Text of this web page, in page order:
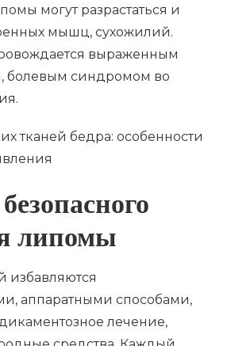
могут разрастаться и
мышц, сухожилий.
выраженным
болевым синдромом во
липомы
избавляются
аппаратными способами,
лечение,